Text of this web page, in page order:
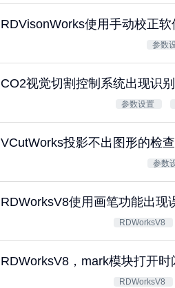
RDVisonWorks使用手动校正
参数
CO2视觉切割控制系统出现识
参数设置
VCutWorks投影不出图形的检
参数
RDWorksV8使用画笔功能出现
RDWorksV8
RDWorksV8，mark模块打开时
RDWorksV8